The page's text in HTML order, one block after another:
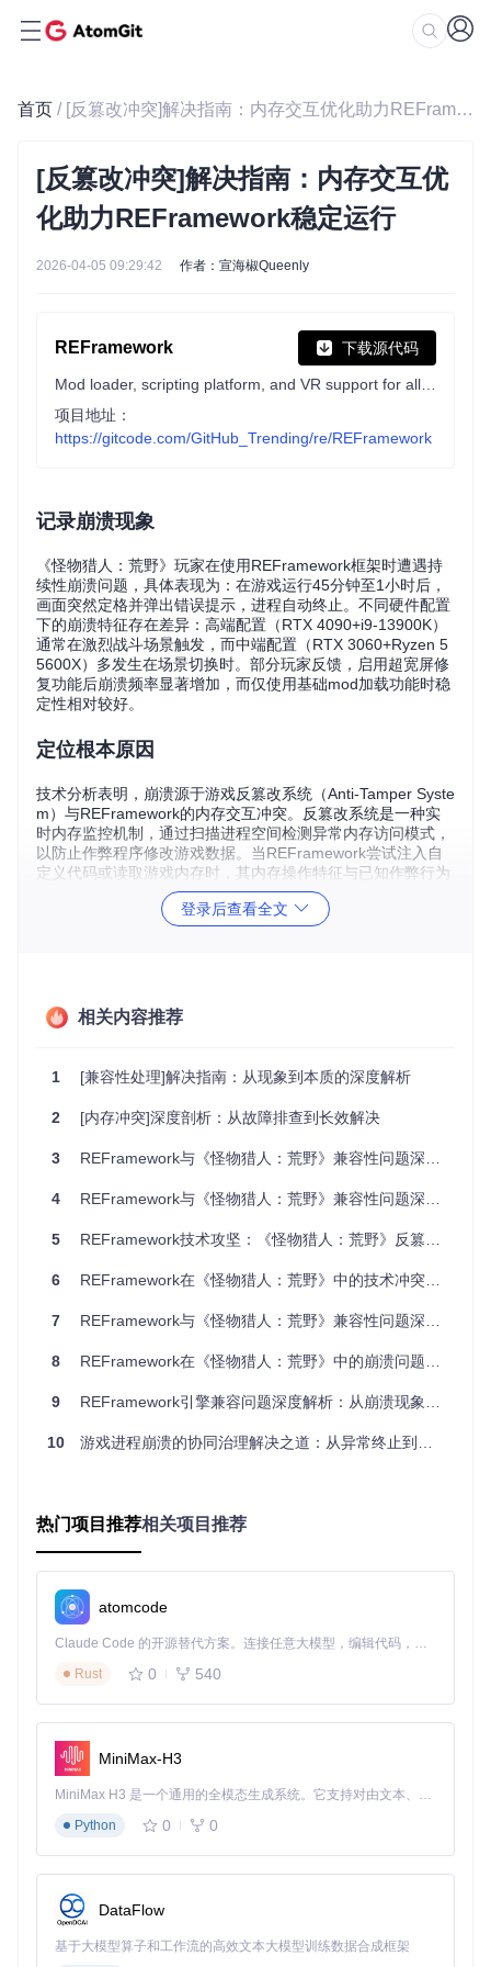
首页 / [反篡改冲突]解决指南：内存交互优化助力REFramework稳定运行
[反篡改冲突]解决指南：内存交互优
化助力REFramework稳定运行
2026-04-05 09:29:42 作者：宣海椒Queenly
REFramework 下载源代码
项目地址：
https://gitcode.com/GitHub_Trending/re/REFramework
记录崩溃现象
《怪物猎人：荒野》玩家在使用REFramework框架时遭遇持
续性崩溃问题，具体表现为：在游戏运行45分钟至1小时后，
画面突然定格并弹出错误提示，进程自动终止。不同硬件配置
下的崩溃特征存在差异：高端配置（RTX 4090+i9-13900K）
通常在激烈战斗场景触发，而中端配置（RTX 3060+Ryzen 5
5600X）多发生在场景切换时。部分玩家反馈，启用超宽屏修
复功能后崩溃频率显著增加，而仅使用基础mod加载功能时稳
定性相对较好。
定位根本原因
技术分析表明，崩溃源于游戏反篡改系统（Anti-Tamper Syste
m）与REFramework的内存交互冲突。反篡改系统是一种实
时内存监控机制，通过扫描进程空间检测异常内存访问模式，
以防止作弊程序修改游戏数据。当REFramework尝试注入自
定义代码或读取游戏内存时，其内存操作特征与已知作弊行为
相似，触发了安全机制的防御响应。
这种冲突类似于免疫系统误判：反篡改系统将框架的合法内存
状态。
5871b6b81a121b7c34928e569ca680）。通过以下命令获取
cd
REFramework
验证步骤：启动游戏后观察状态栏REFramework版本号，确
认显示为修复版本。连续游戏2小时无崩溃可视为初步验证通
过。
周期，在安全时间窗口进行内存操作。同时优化了钩子函数的
在REFramework配置文件中设置
将框架关键组件运行在独立内存空间，即使触发安全检测也不
会导致整个游戏进程崩溃。
版本兼容性说明
适用于《怪物猎人：荒野》v1.0.3及以上版本
与主流mod兼容，包括超宽屏修复、相机控制等常用功能
暂不支持基于旧版框架开发的自定义脚本，需等待脚本作者
制定预防建议
建立版本控制习惯：使用工具如Git管理REFramework版
监控系统日志：定期检查游戏目录下的
g，关注内存访问警告信息
选择性启用功能：对稳定性要求高的玩家，建议仅启用必
要mod，关闭实时调试、内存编辑等高级功能
定期数据备份：在游戏根目录创建
文件夹，每周备份配置文件和关键脚本
登录后查看全文
相关内容推荐
1 [兼容性处理]解决指南：从现象到本质的深度解析
2 [内存冲突]深度剖析：从故障排查到长效解决
3 REFramework与《怪物猎人：荒野》兼容性问题深度解析与解决策略
4 REFramework与《怪物猎人：荒野》兼容性问题深度解析与解决指南
5 REFramework技术攻坚：《怪物猎人：荒野》反篡改兼容性问题深度解析
6 REFramework在《怪物猎人：荒野》中的技术冲突机制与解决方案
7 REFramework与《怪物猎人：荒野》兼容性问题深度解析：从崩溃现象到系统防护
8 REFramework在《怪物猎人：荒野》中的崩溃问题分析与解决方案
9 REFramework引擎兼容问题深度解析：从崩溃现象到系统性解决方案
10 游戏进程崩溃的协同治理解决之道：从异常终止到机制兼容
热门项目推荐相关项目推荐
atomcode
Claude Code 的开源替代方案。连接任意大模型，编辑代码，运行命令，自动验证 — 全自动执行。用 Rust 构建，极致性能。 ｜ An open-source alternative to Claude Code. Connect any LLM, edit code, run commands, and verify changes — autonomously. Built in Rust for speed. Get Started
Rust
0 540
MiniMax-H3
MiniMax H3 是一个通用的全模态生成系统。它支持对由文本、图像、视频和音频组成的多模态上下文进行统一理解，并能生成分辨率高达 2K、时长可达 15 秒的带原生立体声音频的视频。得益于面向任务泛化的系统设计，H3 在预训练阶段就已具备广泛的多模态上下文理解与生成能力，能够出色地执行复杂的多模态指令。
Python
0 0
DataFlow
基于大模型算子和工作流的高效文本大模型训练数据合成框架